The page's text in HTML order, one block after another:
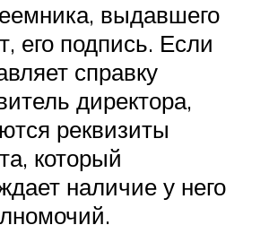
выдавшего
его подпись. Если
справку
директора,
реквизиты
который
наличие у него